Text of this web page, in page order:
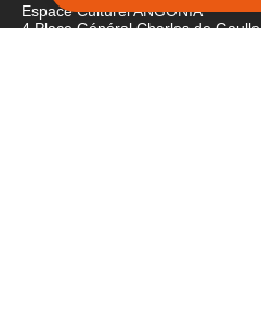
Espace Culturel ANGONIA
4 Place Général Charles de Gaulle